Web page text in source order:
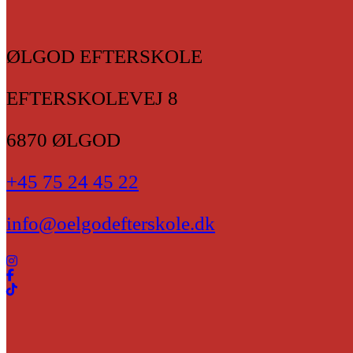
ØLGOD EFTERSKOLE
EFTERSKOLEVEJ 8
6870 ØLGOD
+45 75 24 45 22
info@oelgodefterskole.dk